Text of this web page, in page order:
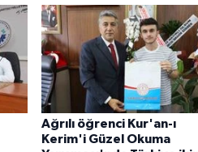
Ağrılı öğrenci Kur'an-ı
Kerim'i Güzel Okuma